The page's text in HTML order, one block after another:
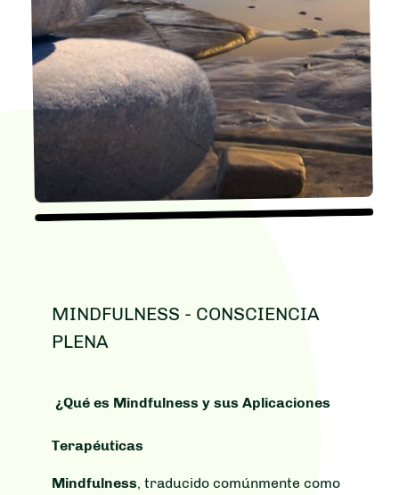
MINDFULNESS - CONSCIENCIA
PLENA
¿Qué es Mindfulness y sus Aplicaciones
Terapéuticas
Mindfulness, traducido comúnmente como